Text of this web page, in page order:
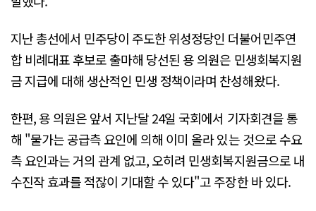
지난 총선에서 민주당이 주도한 위성정당인 더불어민주연
합 비례대표 후보로 출마해 당선된 용 의원은 민생회복지원
금 지급에 대해 생산적인 민생 정책이라며 찬성해왔다.
한편, 용 의원은 앞서 지난달 24일 국회에서 기자회견을 통
해 "물가는 공급측 요인에 의해 이미 올라 있는 것으로 수요
측 요인과는 거의 관계 없고, 오히려 민생회복지원금으로 내
수진작 효과를 적잖이 기대할 수 있다"고 주장한 바 있다.